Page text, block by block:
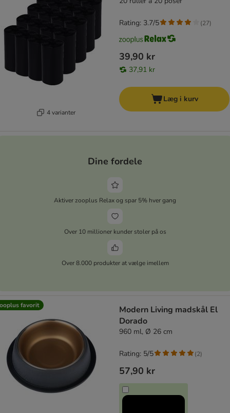
4 varianter
39,90 kr
37,91 kr
Rating: 3.7/5 (27)
Læg i kurv
Dine fordele
Aktiver zooplus Relax og spar 5% hver gang
Over 10 millioner kunder stoler på os
Over 8.000 produkter at vælge imellem
favorit
Modern Living madskål El
Dorado
960 ml, Ø 26 cm
57,90 kr
Rating: 5/5 (2)